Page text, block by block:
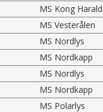
MS Kong Harald
MS Vesterålen
MS Nordlys
MS Nordkapp
MS Nordlys
MS Nordkapp
MS Polarlys